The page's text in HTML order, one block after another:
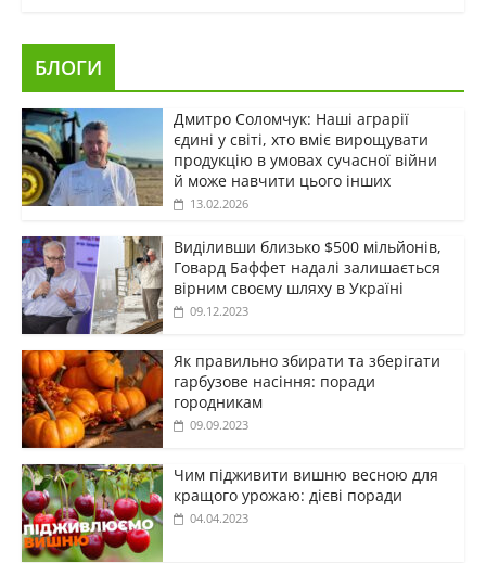
БЛОГИ
Дмитро Соломчук: Наші аграрії
єдині у світі, хто вміє вирощувати
продукцію в умовах сучасної війни
й може навчити цього інших
13.02.2026
Виділивши близько $500 мільйонів,
Говард Баффет надалі залишається
вірним своєму шляху в Україні
09.12.2023
Як правильно збирати та зберігати
гарбузове насіння: поради
городникам
09.09.2023
Чим підживити вишню весною для
кращого урожаю: дієві поради
04.04.2023